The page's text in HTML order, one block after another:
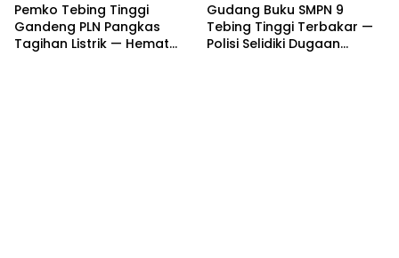
Pemko Tebing Tinggi
Gandeng PLN Pangkas
Tagihan Listrik — Hemat
Gudang Buku SMPN 9
Tebing Tinggi Terbakar —
Polisi Selidiki Dugaan